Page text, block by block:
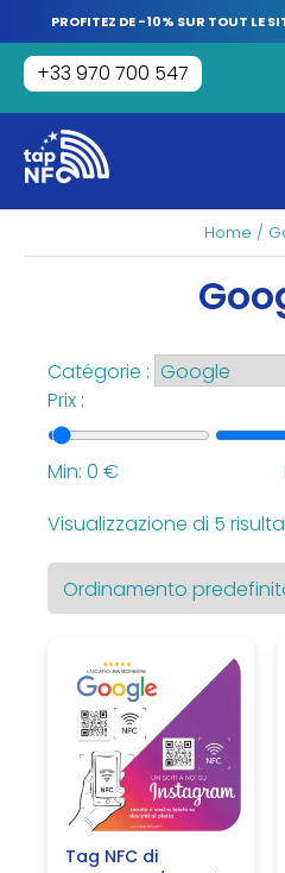
to
content
PROFITEZ DE -10% SUR TOUT LE
+33 970 700 547
NFC
Home /
Catégorie :
Prix :
Min: 0 €
Visualizzazione di 5
Tag NFC di